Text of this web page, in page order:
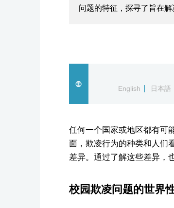
问题的特征，探寻了旨在解
English
日本語
任何一个国家或地区都有可
面，欺凌行为的种类和人们
差异。通过了解这些差异，
校园欺凌问题的世界